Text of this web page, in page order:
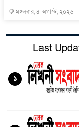
মঙ্গলবার, ৪ অগাস্ট, ২০২৬
Last
১